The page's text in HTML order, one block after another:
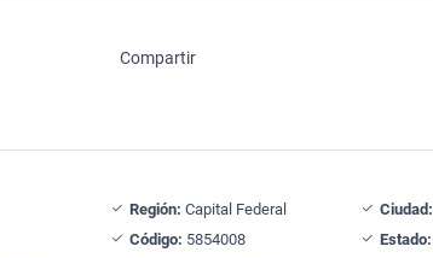
Compartir
Región: Capital Federal Ciudad:
Código: 5854008 Estado: